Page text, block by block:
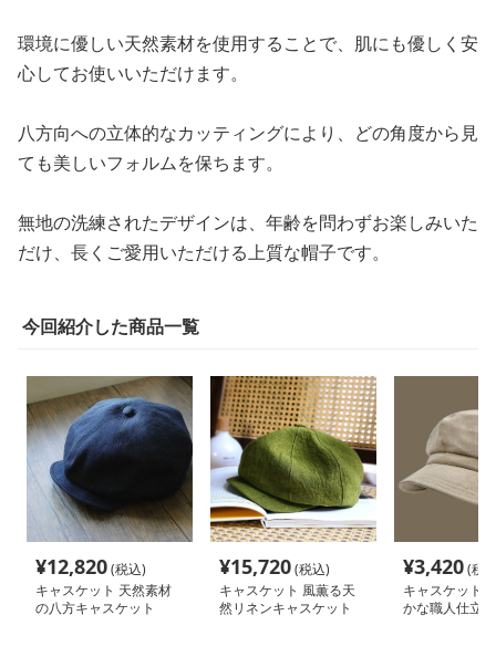
環境に優しい天然素材を使用することで、肌にも優しく安
心してお使いいただけます。
八方向への立体的なカッティングにより、どの角度から見
ても美しいフォルムを保ちます。
無地の洗練されたデザインは、年齢を問わずお楽しみいた
だけ、長くご愛用いただける上質な帽子です。
今回紹介した商品一覧
¥12,820(税込)
キャスケット 天然素材
の八方キャスケット
¥15,720(税込)
キャスケット 風薫る天
然リネンキャスケット
¥3,420(税
キャスケット
かな職人仕立